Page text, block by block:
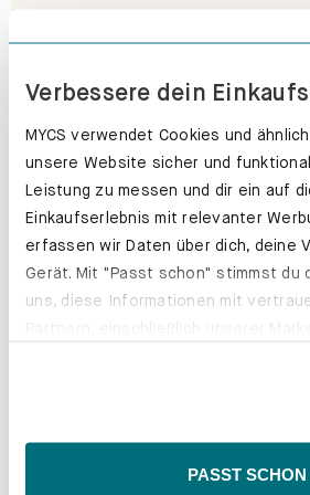
Verbessere dein
MYCS verwendet Cookies und
unsere Website sicher und
Leistung zu messen und dir ein auf
Einkaufserlebnis mit relevanter
erfassen wir Daten über dich, deine
Gerät. Mit "Passt schon" stimmst du
uns, diese Informationen mit
der EU, beispielsweise in den USA,
Inhalte eingeschränkt sein könnten.
PASST SCHON